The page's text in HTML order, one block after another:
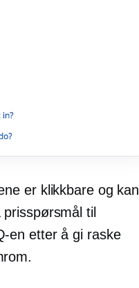
er klikkbare og kan
til
en etter å gi raske